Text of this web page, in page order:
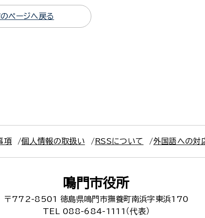
ページへ戻る
項 個人情報の取扱い RSSについて 外国語への対
鳴門市役所
〒772-8501
徳島県鳴門市撫養町南浜字東浜170
TEL 088-684-1111（代表）